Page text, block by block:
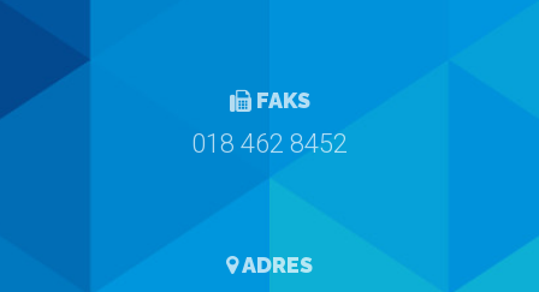
FAKS
018 462 8452
ADRES